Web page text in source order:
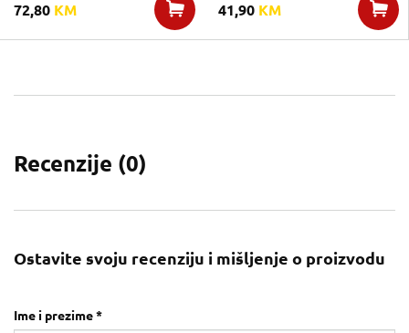
72,80 KM 41,90 KM
Recenzije (0)
Ostavite svoju recenziju i mišljenje o proizvodu
Ime i prezime *